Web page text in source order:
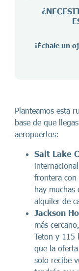
¡Échale un
Planteamos esta
base de que
aeropuertos:
Salt Lake
frontera con
hay muchas
alquiler de
Jackson
más
Teton y 115
que la
solo recibe